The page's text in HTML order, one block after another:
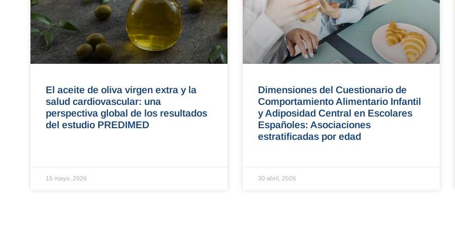
El aceite de oliva virgen extra y la
salud cardiovascular: una
perspectiva global de los resultados
del estudio PREDIMED
15 mayo, 2026
Dimensiones del Cuestionario de
Comportamiento Alimentario Infantil
y Adiposidad Central en Escolares
Españoles: Asociaciones
estratificadas por edad
30 abril, 2026